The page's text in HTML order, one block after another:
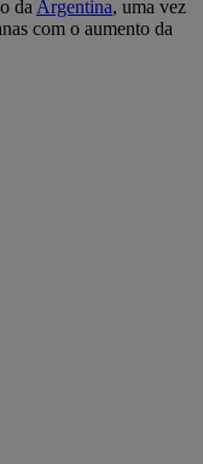
da Argentina, uma vez
com o aumento da